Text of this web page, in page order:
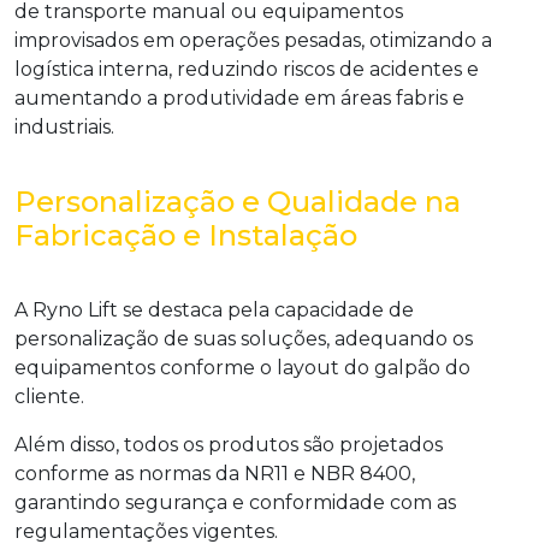
de transporte manual ou equipamentos
improvisados em operações pesadas, otimizando a
logística interna, reduzindo riscos de acidentes e
aumentando a produtividade em áreas fabris e
industriais.
Personalização e Qualidade na
Fabricação e Instalação
A Ryno Lift se destaca pela capacidade de
personalização de suas soluções, adequando os
equipamentos conforme o layout do galpão do
cliente.
Além disso, todos os produtos são projetados
conforme as normas da NR11 e NBR 8400,
garantindo segurança e conformidade com as
regulamentações vigentes.